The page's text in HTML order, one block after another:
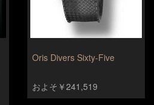
Oris Divers Sixty-Five
およそ￥241,519